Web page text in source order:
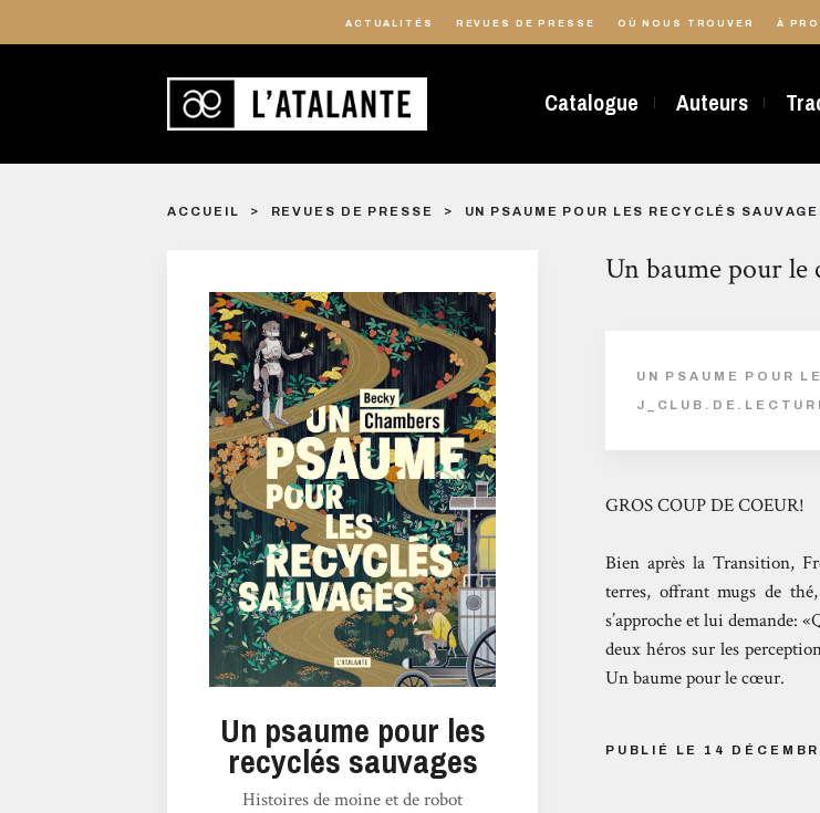
ACTUALITÉS REVUES DE PRESSE OÙ NOUS TROUVER À
Catalogue Auteurs
ACCUEIL REVUES DE PRESSE UN PSAUME POUR LES RECYCLÉS
Un psaume pour les
recyclés sauvages
Histoires de moine et de robot
Un baume pour
UN PSAUME POUR
GROS COUP DE COEUR!
Bien après la Transition,
terres, offrant mugs de
s’approche et lui demande:
deux héros sur les
Un baume pour le cœur.
PUBLIÉ LE 14